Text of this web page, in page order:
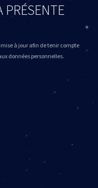
PRÉSENTE
à jour afin de tenir compte
données personnelles.